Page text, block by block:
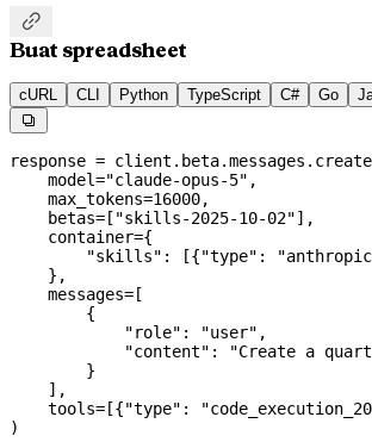

Buat spreadsheet
cURL CLI Python TypeScript C# Go

response =
    model
="claude-opus-5" ,
    max_tokens
=16000,
    betas
= [ "skills-2025-10-02"],
    container
={
        "skills"
: [{"type" :
    },
    messages
= [
        {
            "role"
: "user" ,
            "content"
:
"Create a
        }
    ],
    tools
= [{"type" :
)